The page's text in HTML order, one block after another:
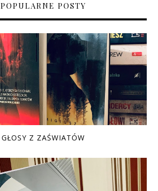
POPULARNE POSTY
GŁOSY Z ZAŚWIATÓW